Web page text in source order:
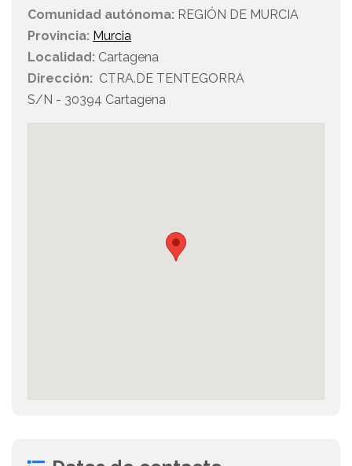
Comunidad autónoma: REGIÓN DE MURCIA
Provincia: Murcia
Localidad: Cartagena
Dirección: CTRA.DE TENTEGORRA
S/N - 30394 Cartagena